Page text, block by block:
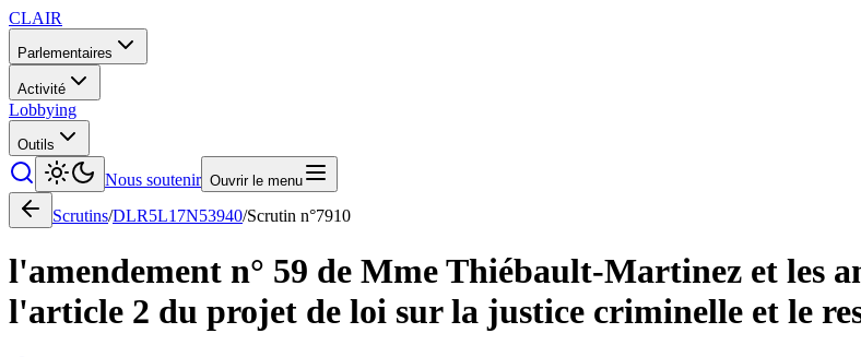
CLAIR
Parlementaires
Activité
Lobbying
Outils
Nous soutenir Ouvrir le menu
Scrutins/DLR5L17N53940/Scrutin n°7910
l'amendement n° 59 de Mme Thiébault-Martinez et les
l'article 2 du projet de loi sur la justice criminelle et le